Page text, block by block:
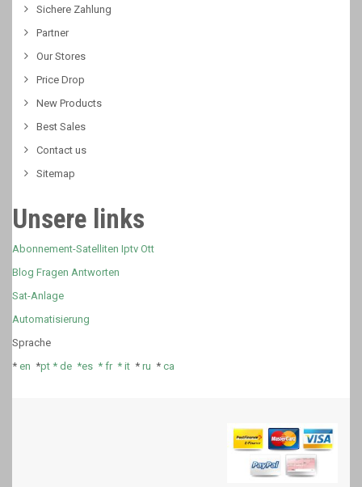
Sichere Zahlung
Partner
Our Stores
Price Drop
New Products
Best Sales
Contact us
Sitemap
Unsere links
Abonnement-Satelliten Iptv Ott
Blog Fragen Antworten
Sat-Anlage
Automatisierung
Sprache
* en *pt * de *es * fr* it * ru * ca